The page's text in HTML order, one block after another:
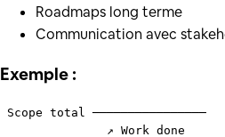
Roadmaps long terme
Communication avec
Exemple :
Scope total ────────────────
               ↗ Work done